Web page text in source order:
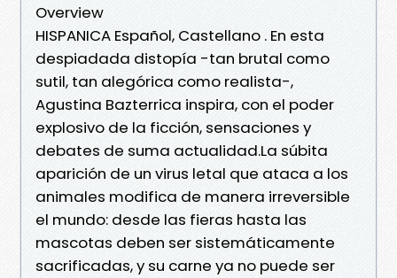
Overview
HISPANICA Español, Castellano . En esta
despiadada distopía -tan brutal como
sutil, tan alegórica como realista-,
Agustina Bazterrica inspira, con el poder
explosivo de la ficción, sensaciones y
debates de suma actualidad.La súbita
aparición de un virus letal que ataca a los
animales modifica de manera irreversible
el mundo: desde las fieras hasta las
mascotas deben ser sistemáticamente
sacrificadas, y su carne ya no puede ser